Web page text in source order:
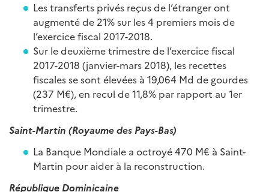
Les transferts privés reçus de l’étranger ont
augmenté de 21% sur les 4 premiers mois de
l’exercice fiscal 2017-2018.
Sur le deuxième trimestre de l’exercice fiscal
2017-2018 (janvier-mars 2018), les recettes
fiscales se sont élevées à 19,064 Md de gourdes
(237 M€), en recul de 11,8% par rapport au 1er
trimestre.
Saint-Martin (Royaume des Pays-Bas)
La Banque Mondiale a octroyé 470 M€ à Saint-
Martin pour aider à la reconstruction.
République Dominicaine